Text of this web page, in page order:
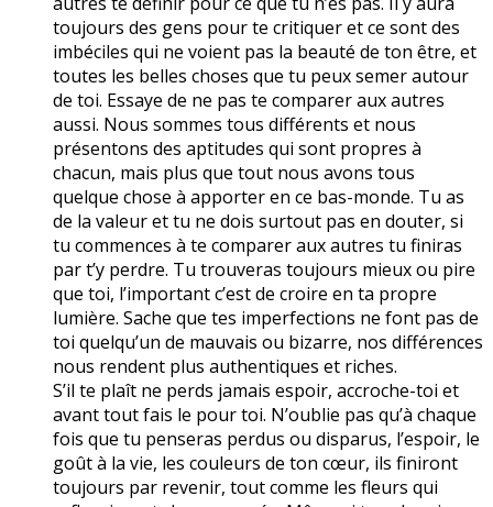
toujours des gens pour te critiquer et ce sont des
imbéciles qui ne voient pas la beauté de ton être, et
toutes les belles choses que tu peux semer autour
de toi. Essaye de ne pas te comparer aux autres
aussi. Nous sommes tous différents et nous
présentons des aptitudes qui sont propres à
chacun, mais plus que tout nous avons tous
quelque chose à apporter en ce bas-monde. Tu as
de la valeur et tu ne dois surtout pas en douter, si
tu commences à te comparer aux autres tu finiras
par t’y perdre. Tu trouveras toujours mieux ou pire
que toi, l’important c’est de croire en ta propre
lumière. Sache que tes imperfections ne font pas de
toi quelqu’un de mauvais ou bizarre, nos différences
nous rendent plus authentiques et riches.
S’il te plaît ne perds jamais espoir, accroche-toi et
avant tout fais le pour toi. N’oublie pas qu’à chaque
fois que tu penseras perdus ou disparus, l’espoir, le
goût à la vie, les couleurs de ton cœur, ils finiront
toujours par revenir, tout comme les fleurs qui